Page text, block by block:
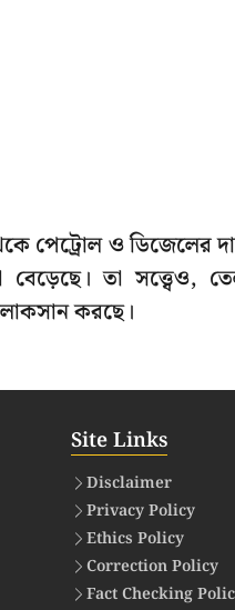
পেট্রোল ও ডিজেলের
তা সত্ত্বেও,
করছে।
Site Links
Disclaimer
Privacy Policy
Ethics Policy
Correction Policy
Fact Checking